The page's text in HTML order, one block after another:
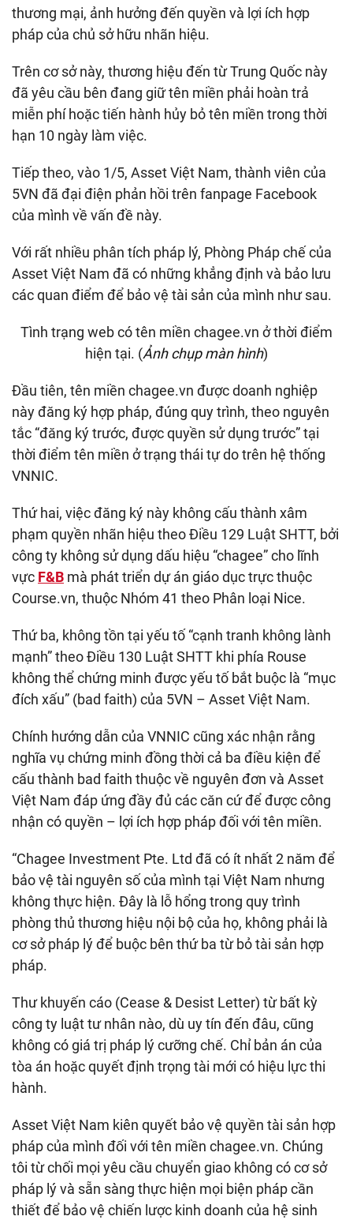
thương mại, ảnh hưởng đến quyền và lợi ích hợp
pháp của chủ sở hữu nhãn hiệu.
Trên cơ sở này, thương hiệu đến từ Trung Quốc này
đã yêu cầu bên đang giữ tên miền phải hoàn trả
miễn phí hoặc tiến hành hủy bỏ tên miền trong thời
hạn 10 ngày làm việc.
Tiếp theo, vào 1/5, Asset Việt Nam, thành viên của
5VN đã đại điện phản hồi trên fanpage Facebook
của mình về vấn đề này.
Với rất nhiều phân tích pháp lý, Phòng Pháp chế của
Asset Việt Nam đã có những khẳng định và bảo lưu
các quan điểm để bảo vệ tài sản của mình như sau.
Tình trạng web có tên miền chagee.vn ở thời điểm
hiện tại. (Ảnh chụp màn hình)
Đầu tiên, tên miền chagee.vn được doanh nghiệp
này đăng ký hợp pháp, đúng quy trình, theo nguyên
tắc “đăng ký trước, được quyền sử dụng trước” tại
thời điểm tên miền ở trạng thái tự do trên hệ thống
VNNIC.
Thứ hai, việc đăng ký này không cấu thành xâm
phạm quyền nhãn hiệu theo Điều 129 Luật SHTT, bởi
công ty không sử dụng dấu hiệu “chagee” cho lĩnh
vực F&B mà phát triển dự án giáo dục trực thuộc
Course.vn, thuộc Nhóm 41 theo Phân loại Nice.
Thứ ba, không tồn tại yếu tố “cạnh tranh không lành
mạnh” theo Điều 130 Luật SHTT khi phía Rouse
không thể chứng minh được yếu tố bắt buộc là “mục
đích xấu” (bad faith) của 5VN – Asset Việt Nam.
Chính hướng dẫn của VNNIC cũng xác nhận rằng
nghĩa vụ chứng minh đồng thời cả ba điều kiện để
cấu thành bad faith thuộc về nguyên đơn và Asset
Việt Nam đáp ứng đầy đủ các căn cứ để được công
nhận có quyền – lợi ích hợp pháp đối với tên miền.
“Chagee Investment Pte. Ltd đã có ít nhất 2 năm để
bảo vệ tài nguyên số của mình tại Việt Nam nhưng
không thực hiện. Đây là lỗ hổng trong quy trình
phòng thủ thương hiệu nội bộ của họ, không phải là
cơ sở pháp lý để buộc bên thứ ba từ bỏ tài sản hợp
pháp.
Thư khuyến cáo (Cease & Desist Letter) từ bất kỳ
công ty luật tư nhân nào, dù uy tín đến đâu, cũng
không có giá trị pháp lý cưỡng chế. Chỉ bản án của
tòa án hoặc quyết định trọng tài mới có hiệu lực thi
hành.
Asset Việt Nam kiên quyết bảo vệ quyền tài sản hợp
pháp của mình đối với tên miền chagee.vn. Chúng
tôi từ chối mọi yêu cầu chuyển giao không có cơ sở
pháp lý và sẵn sàng thực hiện mọi biện pháp cần
thiết để bảo vệ chiến lược kinh doanh của hệ sinh